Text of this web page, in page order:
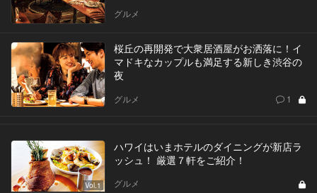
グルメ
桜丘の再開発で大衆居酒屋がお洒落に！イ
マドキなカップルも満足する新しき渋谷の
夜
グルメ 1
Vol.1
ハワイはいまホテルのダイニングが新店ラ
ッシュ！ 厳選７軒をご紹介！
グルメ